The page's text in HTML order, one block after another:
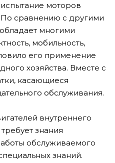
моторов
По сравнению с другими
многими
мобильность,
его применение
хозяйства. Вместе с
касающиеся
обслуживания.
внутреннего
знания
обслуживаемого
знаний.